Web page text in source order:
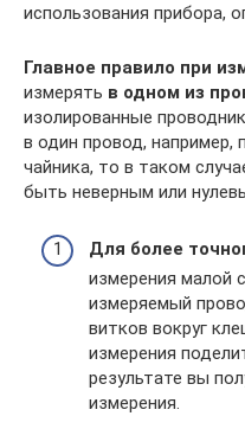
использования прибора,
Главное правило при
измерять в одном из
изолированные
в один провод, например,
чайника, то в таком
быть неверным или
Для более
измерения малой
измеряемый
витков вокруг
измерения
результате вы
измерения.